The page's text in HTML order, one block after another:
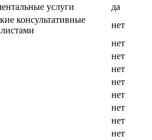
услуги
да
консультативные
нет
нет
нет
нет
нет
нет
нет
нет
нет